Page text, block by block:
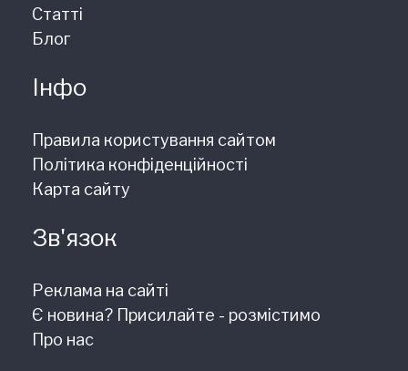
Статті
Блог
Інфо
Правила користування сайтом
Політика конфіденційності
Карта сайту
Зв'язок
Реклама на сайті
Є новина? Присилайте - розмістимо
Про нас